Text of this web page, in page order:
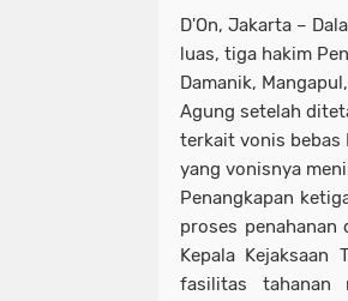
D'On, Jakarta –
luas, tiga hakim
Damanik,
Agung setelah
terkait vonis bebas
yang vonisnya
Penangkapan
proses penahanan
Kepala Kejaksaan
fasilitas tahanan